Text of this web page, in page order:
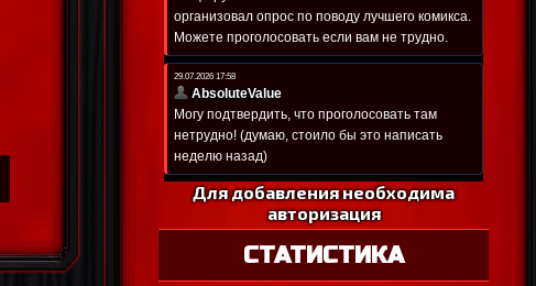
Для добавления необходима
авторизация
СТАТИСТИКА